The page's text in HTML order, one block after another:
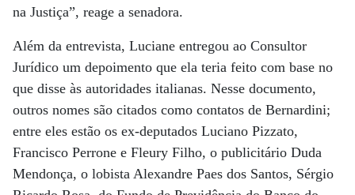
na Justiça”, reage a senadora.
Além da entrevista, Luciane entregou ao Consultor
Jurídico um depoimento que ela teria feito com base no
que disse às autoridades italianas. Nesse documento,
outros nomes são citados como contatos de Bernardini;
entre eles estão os ex-deputados Luciano Pizzato,
Francisco Perrone e Fleury Filho, o publicitário Duda
Mendonça, o lobista Alexandre Paes dos Santos, Sérgio